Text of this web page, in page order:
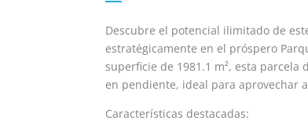
Descubre el potencial ilimitado de
estratégicamente en el próspero
superficie de 1981.1 m², esta
en pendiente, ideal para aprovechar
Características destacadas: